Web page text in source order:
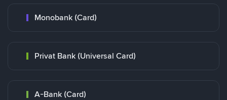
Monobank (Card)
Privat Bank (Universal Card)
A-Bank (Card)